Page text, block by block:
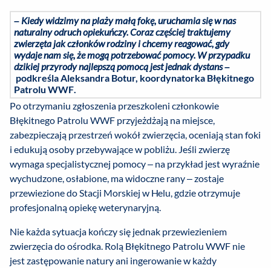
– Kiedy widzimy na plaży małą fokę, uruchamia się w nas
naturalny odruch opiekuńczy. Coraz częściej traktujemy
zwierzęta jak członków rodziny i chcemy reagować, gdy
wydaje nam się, że mogą potrzebować pomocy. W przypadku
dzikiej przyrody najlepszą pomocą jest jednak dystans–
podkreśla Aleksandra Botur, koordynatorka Błękitnego
Patrolu WWF.
Po otrzymaniu zgłoszenia przeszkoleni członkowie
Błękitnego Patrolu WWF przyjeżdżają na miejsce,
zabezpieczają przestrzeń wokół zwierzęcia, oceniają stan foki
i edukują osoby przebywające w pobliżu. Jeśli zwierzę
wymaga specjalistycznej pomocy – na przykład jest wyraźnie
wychudzone, osłabione, ma widoczne rany – zostaje
przewiezione do Stacji Morskiej w Helu, gdzie otrzymuje
profesjonalną opiekę weterynaryjną.
Nie każda sytuacja kończy się jednak przewiezieniem
zwierzęcia do ośrodka. Rolą Błękitnego Patrolu WWF nie
jest zastępowanie natury ani ingerowanie w każdy